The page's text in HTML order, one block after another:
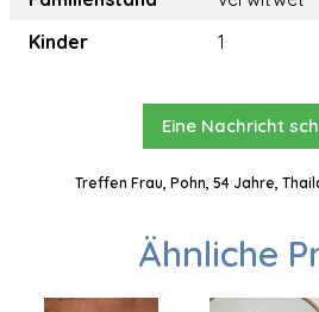
Kinder
1
Eine Nachricht
Treffen Frau, Pohn, 54 Jahre,
Ähnliche